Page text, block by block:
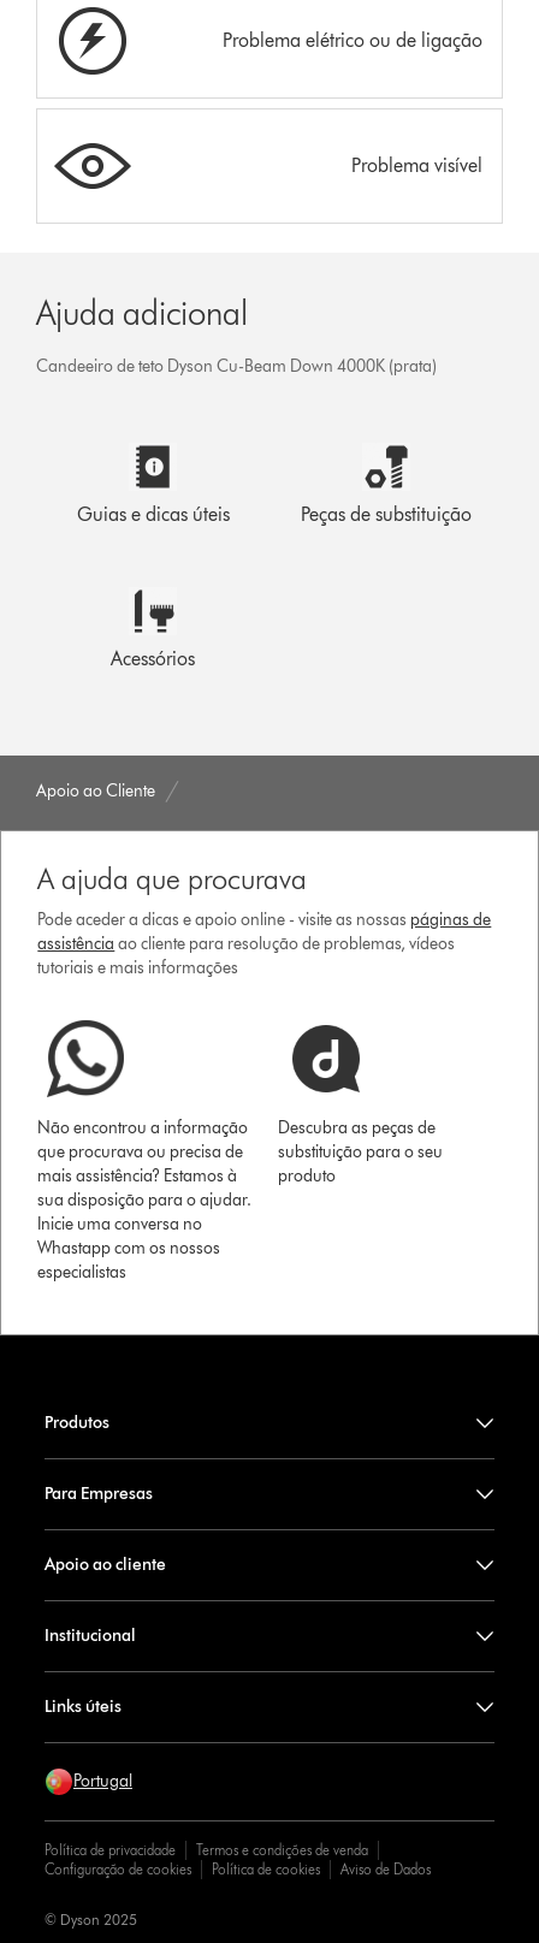
Problema elétrico ou de ligação
Problema visível
Ajuda adicional
Candeeiro de teto Dyson Cu-Beam Down 4000K (prata)
Guias e dicas úteis Peças de substituição
Acessórios
Apoio ao Cliente
A ajuda que procurava
Pode aceder a dicas e apoio online - visite as nossas páginas de
assistência ao cliente para resolução de problemas, vídeos
tutoriais e mais informações
Não encontrou a informação
que procurava ou precisa de
mais assistência? Estamos à
sua disposição para o ajudar.
Inicie uma conversa no
Whastapp com os nossos
especialistas
Descubra as peças de
substituição para o seu
produto
Produtos
Para Empresas
Apoio ao cliente
Institucional
Links úteis
Portugal
Política de privacidade
Termos e condições de venda
Configuração de cookies
Política de cookies Aviso de Dados
© Dyson 2025